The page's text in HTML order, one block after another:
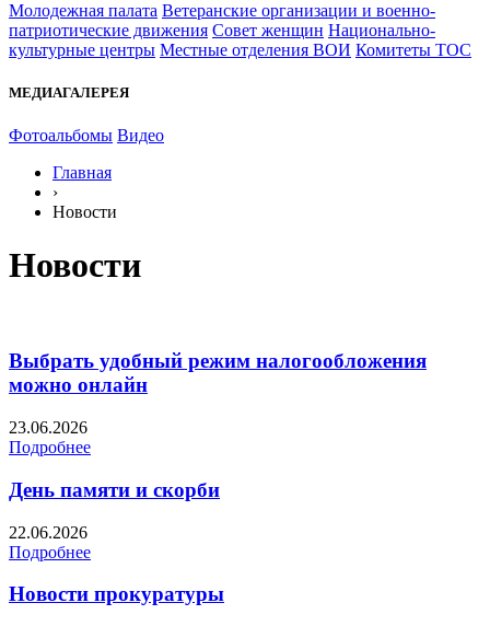
Молодежная палата Ветеранские организации и военно-
патриотические движения Совет женщин Национально-
культурные центры Местные отделения ВОИ Комитеты ТОС
МЕДИАГАЛЕРЕЯ
Фотоальбомы Видео
Главная
›
Новости
Новости
Выбрать удобный режим налогообложения
можно онлайн
23.06.2026
Подробнее
День памяти и скорби
22.06.2026
Подробнее
Новости прокуратуры